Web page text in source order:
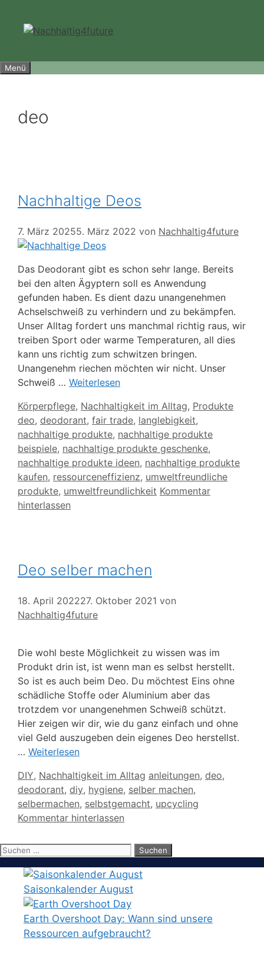
springen
Menü
deo
Nachhaltige Deos
7. März 20255. März 2022 von Nachhaltig4future
Das Deodorant gibt es schon sehr lange. Bereits
bei den alten Ägyptern soll es Anwendung
gefunden haben. Es dient dazu unangenehmen
Achselschweiß zu verhindern und zu bekämpfen.
Unser Alltag fordert uns manchmal richtig raus, wir
treiben Sport oder warme Temperaturen, all dies
kann uns richtig zum schwitzen bringen.
Unangenehm riechen möchten wir nicht. Unser
Schweiß … Weiterlesen
Kategorien
Körperpflege, Nachhaltigkeit im Alltag, Produkte
Schlagwörter
deo, deodorant, fair trade, langlebigkeit,
nachhaltige produkte, nachhaltige produkte
beispiele, nachhaltige produkte geschenke,
nachhaltige produkte ideen, nachhaltige produkte
kaufen, ressourceneffizienz, umweltfreundliche
produkte, umweltfreundlichkeit Kommentar
hinterlassen
Deo selber machen
18. April 202227. Oktober 2021 von
Nachhaltig4future
Die wohl beste Möglichkeit zu wissen was im
Produkt drin ist, ist wenn man es selbst herstellt.
So ist es auch beim Deo. Du möchtest Eins ohne
schädliche Stoffe oder Aluminium aber das
trotzdem vor unangenehmen Schweiß schützt.
Hier zeigen wir dir, wie du ganz einfach und ohne
viel Geld auszugeben dein eigenes Deo herstellst.
… Weiterlesen
Kategorien
DIY, Nachhaltigkeit im Alltag Schlagwörter
anleitungen, deo,
deodorant, diy, hygiene, selber machen,
selbermachen, selbstgemacht, upcycling
Kommentar hinterlassen
Suchen
Saisonkalender August
Earth Overshoot Day: Wann sind unsere
Ressourcen aufgebraucht?